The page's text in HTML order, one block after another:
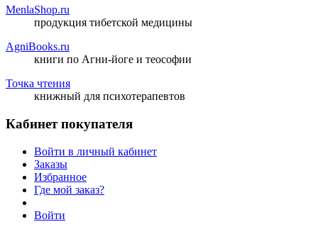
MenlaShop.ru
продукция тибетской медицины
AgniBooks.ru
книги по Агни-йоге и теософии
Точка чтения
книжный для психотерапевтов
Кабинет покупателя
Войти в личный кабинет
Заказы
Избранное
Где мой заказ?
Войти